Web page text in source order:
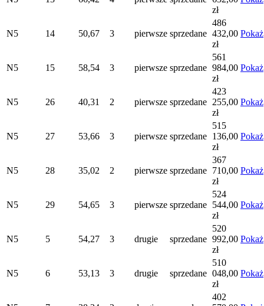
zł
N5 14 50,67 3 pierwsze sprzedane
486
432,00
zł
Pokaż
N5 15 58,54 3 pierwsze sprzedane
561
984,00
zł
Pokaż
N5 26 40,31 2 pierwsze sprzedane
423
255,00
zł
Pokaż
N5 27 53,66 3 pierwsze sprzedane
515
136,00
zł
Pokaż
N5 28 35,02 2 pierwsze sprzedane
367
710,00
zł
Pokaż
N5 29 54,65 3 pierwsze sprzedane
524
544,00
zł
Pokaż
N5 5 54,27 3 drugie sprzedane
520
992,00
zł
Pokaż
N5 6 53,13 3 drugie sprzedane
510
048,00
zł
Pokaż
402